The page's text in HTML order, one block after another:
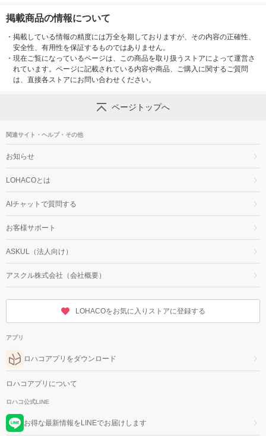
掲載商品の情報について
・ 掲載している情報の精度には万全を期しておりますが、その内容の正確性、
安全性、有用性を保証するものではありません。
・ 現在ご覧になっているページは、この商品を取り扱うストアによって運営さ
れています。ページに記載されている内容や商品、ご購入に関するご質問
は、直接各ストアにお問い合わせください。
ページトップへ
関連サイト・ヘルプ・その他
お知らせ
LOHACOとは
AIチャットで質問する
お客様サポート
ASKUL（法人向け）
アスクル株式会社（会社概要）
LOHACOをお気に入りストアに登録する
アプリ
ロハコアプリをダウンロード
ロハコアプリについて
ロハコ公式LINE
お得な最新情報をLINEでお届けします